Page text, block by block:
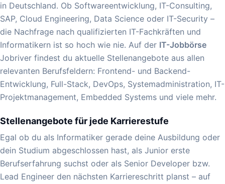
in Deutschland. Ob Softwareentwicklung, IT-Consulting,
SAP, Cloud Engineering, Data Science oder IT-Security –
die Nachfrage nach qualifizierten IT-Fachkräften und
Informatikern ist so hoch wie nie. Auf der IT-Jobbörse
Jobriver findest du aktuelle Stellenangebote aus allen
relevanten Berufsfeldern: Frontend- und Backend-
Entwicklung, Full-Stack, DevOps, Systemadministration, IT-
Projektmanagement, Embedded Systems und viele mehr.
Stellenangebote für jede Karrierestufe
Egal ob du als Informatiker gerade deine Ausbildung oder
dein Studium abgeschlossen hast, als Junior erste
Berufserfahrung suchst oder als Senior Developer bzw.
Lead Engineer den nächsten Karriereschritt planst – auf